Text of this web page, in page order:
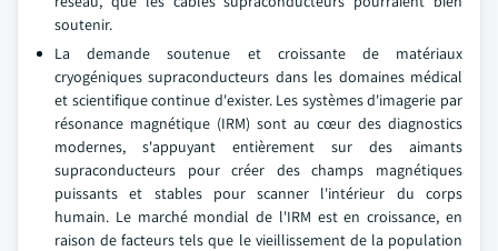
soutenir.
La demande soutenue et croissante de matériaux
cryogéniques supraconducteurs dans les domaines médical
et scientifique continue d'exister. Les systèmes d'imagerie par
résonance magnétique (IRM) sont au cœur des diagnostics
modernes, s'appuyant entièrement sur des aimants
supraconducteurs pour créer des champs magnétiques
puissants et stables pour scanner l'intérieur du corps
humain. Le marché mondial de l'IRM est en croissance, en
raison de facteurs tels que le vieillissement de la population